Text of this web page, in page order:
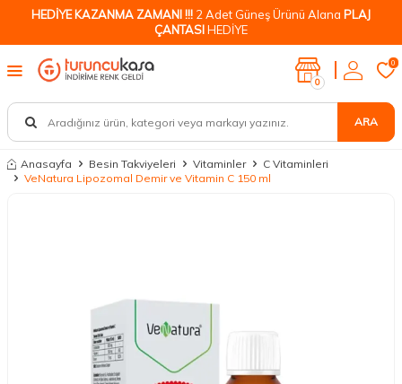
HEDİYE KAZANMA ZAMANI !!! 2 Adet Güneş Ürünü Alana PLAJ
ÇANTASIHEDİYE
ARA
0
0
Anasayfa Besin Takviyeleri Vitaminler
C Vitaminleri
VeNatura Lipozomal Demir ve Vitamin C 150 ml